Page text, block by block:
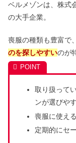
ベルメゾンは、株式
の大手企業。
喪服の種類も豊富で、
のを探しやすいのが
取り扱って
ンが選びや
喪服に使え
定期的にセ